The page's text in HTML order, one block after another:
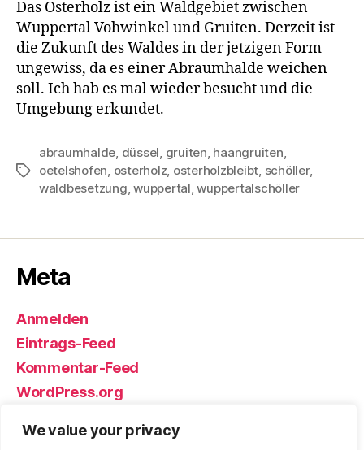
We value your privacy
Das Osterholz ist ein Waldgebiet zwischen
Wuppertal Vohwinkel und Gruiten. Derzeit ist
die Zukunft des Waldes in der jetzigen Form
ungewiss, da es einer Abraumhalde weichen
soll. Ich hab es mal wieder besucht und die
Umgebung erkundet.
Schlagwörter
abraumhalde, düssel, gruiten, haangruiten,
oetelshofen, osterholz, osterholzbleibt, schöller,
waldbesetzung,wuppertal,wuppertalschöller
Meta
Anmelden
Eintrags-Feed
Kommentar-Feed
WordPress.org